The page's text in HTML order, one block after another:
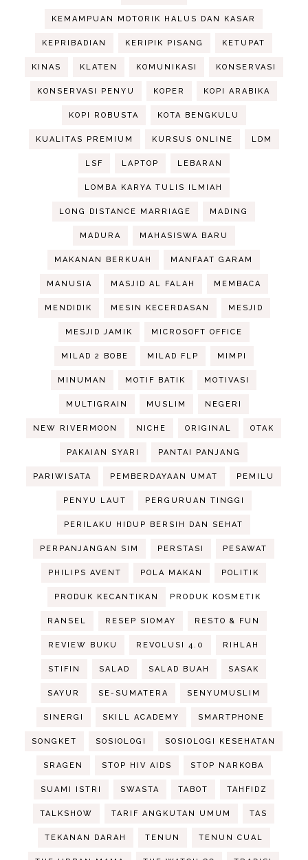
KEMAMPUAN MOTORIK HALUS DAN KASAR
KEPRIBADIAN KERIPIK PISANG KETUPAT
KINAS KLATEN KOMUNIKASI KONSERVASI
KONSERVASI PENYU KOPER KOPI ARABIKA
KOPI ROBUSTA KOTA BENGKULU
KUALITAS PREMIUM KURSUS ONLINE LDM
LSF LAPTOP LEBARAN
LOMBA KARYA TULIS ILMIAH
LONG DISTANCE MARRIAGE MADING
MADURA MAHASISWA BARU
MAKANAN BERKUAH MANFAAT GARAM
MANUSIA MASJID AL FALAH MEMBACA
MENDIDIK MESIN KECERDASAN MESJID
MESJID JAMIK MICROSOFT OFFICE
MILAD 2 BOBE MILAD FLP MIMPI
MINUMAN MOTIF BATIK MOTIVASI
MULTIGRAIN MUSLIM NEGERI
NEW RIVERMOON NICHE ORIGINAL OTAK
PAKAIAN SYARI PANTAI PANJANG
PARIWISATA PEMBERDAYAAN UMAT PEMILU
PENYU LAUT PERGURUAN TINGGI
PERILAKU HIDUP BERSIH DAN SEHAT
PERPANJANGAN SIM PERSTASI PESAWAT
PHILIPS AVENT POLA MAKAN POLITIK
PRODUK KECANTIKAN PRODUK KOSMETIK
RANSEL RESEP SIOMAY RESTO & FUN
REVIEW BUKU REVOLUSI 4.0 RIHLAH
STIFIN SALAD SALAD BUAH SASAK
SAYUR SE-SUMATERA SENYUMUSLIM
SINERGI SKILL ACADEMY SMARTPHONE
SONGKET SOSIOLOGI SOSIOLOGI KESEHATAN
SRAGEN STOP HIV AIDS STOP NARKOBA
SUAMI ISTRI SWASTA TABOT TAHFIDZ
TALKSHOW TARIF ANGKUTAN UMUM TAS
TEKANAN DARAH TENUN TENUN CUAL